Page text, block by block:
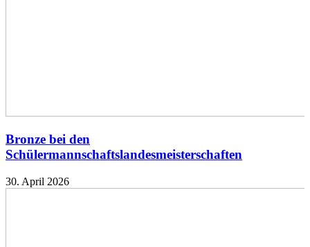
Bronze bei den
Schülermannschaftslandesmeisterschaften
30. April 2026